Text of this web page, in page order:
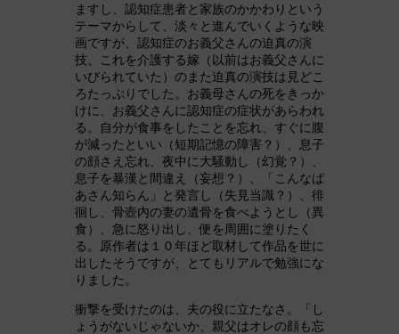
ますし、認知症患者と家族のかかわりという
テーマからして、淡々と進んでいくような映
画ですが、認知症のお義父さんの迫真の演
技、これを介護する嫁（以前はお義父さんに
いびられていた）のまた迫真の演技は見どこ
ろたっぷりでした。お義母さんの死をきっか
けに、お義父さんに認知症の症状があらわれ
る。自分が食事をしたことを忘れ、すぐに腹
が減ったといい（短期記憶の障害？）、息子
の顔さえ忘れ、夜中に大騒動し（幻覚？）、
息子を暴漢と間違え（妄想？）、「こんなば
あさん知らん」と発言し（失見当識？）、徘
徊し、骨壺内の妻の遺骨を食べようとし（異
食）、急に怒り出し、便を周囲に塗りたく
る。原作者は１０年ほど取材して作品を世に
出したそうですが、とてもリアルで勉強にな
りました。
衝撃を受けたのは、夫の役に立たなさ。「し
ょうがないじゃないか、親父はオレの顔も忘